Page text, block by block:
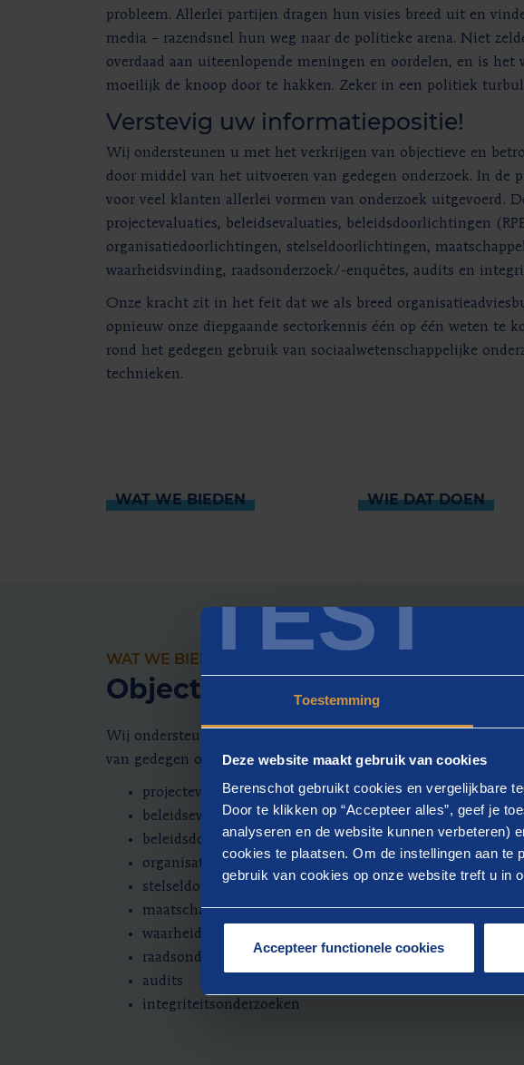
TEST
Toestemming
Deze website maakt gebruik van cookies
Berenschot gebruikt cookies en vergelijkbare
Door te klikken op “Accepteer alles”, geef je
analyseren en de website kunnen verbeteren)
cookies te plaatsen. Om de instellingen aan
gebruik van cookies op onze website treft u in
Accepteer functionele cookies
probleem. Allerlei partijen dragen hun visies breed uit en
media – razendsnel hun weg naar de politieke arena. Niet
overdaad aan uiteenlopende meningen en oordelen, en is het
moeilijk de knoop door te hakken. Zeker in een politiek
Verstevig uw informatiepositie!
Wij ondersteunen u met het verkrijgen van objectieve en
door middel van het uitvoeren van gedegen onderzoek. In de
voor veel klanten allerlei vormen van onderzoek uitgevoerd.
projectevaluaties, beleidsevaluaties, beleidsdoorlichtingen
organisatiedoorlichtingen, stelseldoorlichtingen,
waarheidsvinding, raadsonderzoek/-enquêtes, audits en
Onze kracht zit in het feit dat we als breed
opnieuw onze diepgaande sectorkennis één op één weten te
rond het gedegen gebruik van sociaalwetenschappelijke
technieken.
WAT WE BIEDEN WIE DAT DOEN
WAT WE BIEDEN
Objectieve en betrouwbare
Wij ondersteunen met het verkrijgen van objectieve en
van gedegen onderzoek ten behoeve van:
projectevaluaties
beleidsevaluaties
beleidsdoorlichtingen (RPE-onderzoeken)
organisatiedoorlichtingen
stelseldoorlichtingen
maatschappelijke impactmetingen
waarheidsvinding
raadsonderzoek/-enquêtes
audits
integriteitsonderzoeken